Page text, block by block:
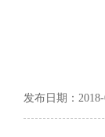
发布日期：